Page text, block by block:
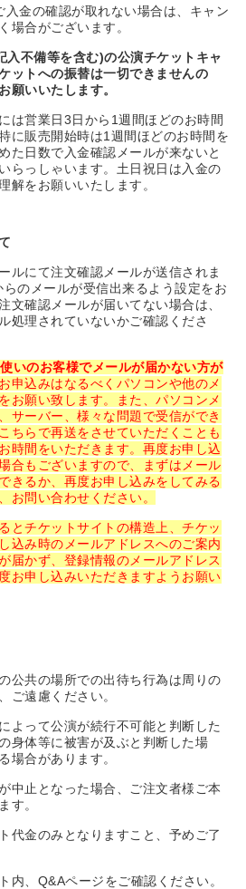
入金の確認が取れない場合は、キャン
場合がございます。
入不備等を含む)の公演チケットキャ
ットへの振替は一切できませんの
願いいたします。
は営業日3日から1週間ほどのお時間
に販売開始時は1週間ほどのお時間を
た日数で入金確認メールが来ないと
らっしゃいます。土日祝日は入金の
解をお願いいたします。
ルにて注文確認メールが送信されま
のメールが受信出来るよう設定をお
文確認メールが届いてない場合は、
処理されていないかご確認くださ
いのお客様でメールが届かない方が
お申込みはなるべくパソコンや他のメ
お願い致します。また、パソコンメ
サーバー、様々な問題で受信ができ
ちらで再送をさせていただくことも
時間をいただきます。再度お申し込
合もございますので、まずはメール
きるか、再度お申し込みをしてみる
お問い合わせください。
とチケットサイトの構造上、チケッ
込み時のメールアドレスへのご案内
届かず、登録情報のメールアドレス
お申し込みいただきますようお願い
公共の場所での出待ち行為は周りの
ご遠慮ください。
よって公演が続行不可能と判断した
身体等に被害が及ぶと判断した場
場合があります。
中止となった場合、ご注文者様ご本
す。
代金のみとなりますこと、予めご了
内、Q&Aページをご確認ください。